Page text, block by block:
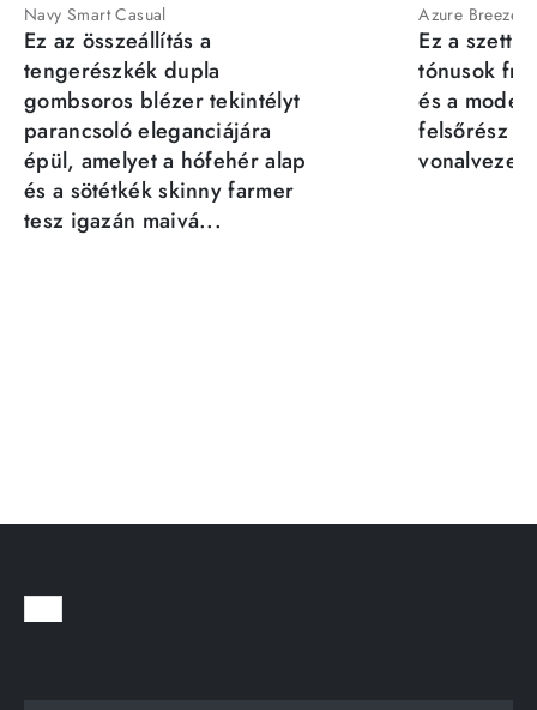
Navy Smart Casual
Ez az összeállítás a
tengerészkék dupla
gombsoros blézer tekintélyt
parancsoló eleganciájára
épül, amelyet a hófehér alap
és a sötétkék skinny farmer
tesz igazán maivá...
Azure Breeze
Ez a szett
tónusok
és a
felsőrész